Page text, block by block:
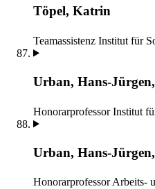
Töpel, Katrin
Teamassistenz Institut für
Urban, Hans-
Honorarprofessor Institut
Urban, Hans-
Honorarprofessor Arbeits-